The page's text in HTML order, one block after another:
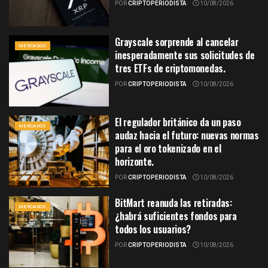
PORCRIPTOPERIODISTA 10/08/2026
MERCADOS
Grayscale sorprende al cancelar
inesperadamente sus solicitudes de
tres ETFs de criptomonedas.
PORCRIPTOPERIODISTA 10/08/2026
MERCADOS
El regulador británico da un paso
audaz hacia el futuro: nuevas normas
para el oro tokenizado en el
horizonte.
PORCRIPTOPERIODISTA 10/08/2026
MERCADOS
BitMart reanuda las retiradas:
¿habrá suficientes fondos para
todos los usuarios?
PORCRIPTOPERIODISTA 10/08/2026